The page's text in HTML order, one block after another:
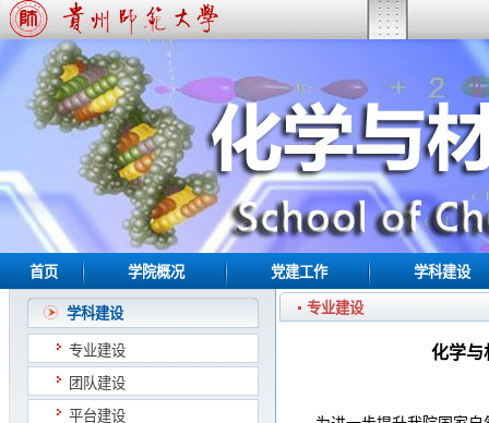
首页 学院概况 党建工作 学科建设
学科建设
专业建设
团队建设
平台建设
专业建设
化学与